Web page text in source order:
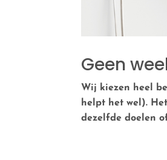
Geen
Wij kiezen heel
helpt het wel).
dezelfde doelen